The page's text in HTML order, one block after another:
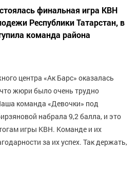
финальная игра КВН
Республики Татарстан, в
команда района
центра «Ак Барс» оказалась
жюри было очень трудно
команда «Девочки» под
набрала 9,2 балла, и это
игры КВН. Команде и их
за их успех. Так держать,